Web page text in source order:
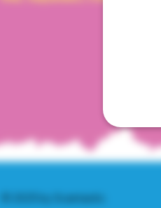
© 2025 by Scantastic.